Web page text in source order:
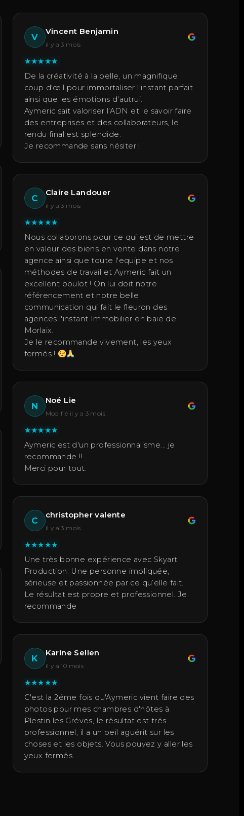
V
Vincent Benjamin
il y a 3 mois
★★★★★
De la créativité à la pelle, un magnifique
coup d'œil pour immortaliser l'instant parfait
ainsi que les émotions d'autrui.
Aymeric sait valoriser l'ADN et le savoir faire
des entreprises et des collaborateurs, le
rendu final est splendide.
Je recommande sans hésiter !
C
Claire Landouer
il y a 3 mois
★★★★★
Nous collaborons pour ce qui est de mettre
en valeur des biens en vente dans notre
agence ainsi que toute l'equipe et nos
méthodes de travail et Aymeric fait un
excellent boulot ! On lui doit notre
référencement et notre belle
communication qui fait le fleuron des
agences l'instant Immobilier en baie de
Morlaix.
Je le recommande vivement, les yeux
fermés !
N
Noé Lie
Modifié il y a 3 mois
★★★★★
Aymeric est d'un professionnalisme... je
recommande !!
Merci pour tout.
C
christopher valente
il y a 3 mois
★★★★★
Une très bonne expérience avec Skyart
Production. Une personne impliquée,
sérieuse et passionnée par ce qu’elle fait.
Le résultat est propre et professionnel. Je
recommande
K
Karine Sellen
il y a 10 mois
★★★★★
C'est la 2éme fois qu'Aymeric vient faire des
photos pour mes chambres d'hôtes à
Plestin les Gréves, le résultat est trés
professionnel, il a un oeil aguérit sur les
choses et les objets. Vous pouvez y aller les
yeux fermés.